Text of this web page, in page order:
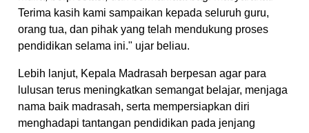
Terima kasih kami sampaikan kepada seluruh guru,
orang tua, dan pihak yang telah mendukung proses
pendidikan selama ini." ujar beliau.
Lebih lanjut, Kepala Madrasah berpesan agar para
lulusan terus meningkatkan semangat belajar, menjaga
nama baik madrasah, serta mempersiapkan diri
menghadapi tantangan pendidikan pada jenjang